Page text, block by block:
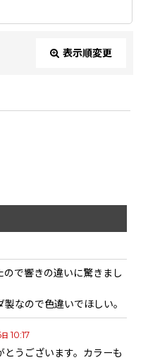
表示順変更
で響きの違いに驚きまし
なので色違いでほしい。
日 10:17
うございます。カラーも